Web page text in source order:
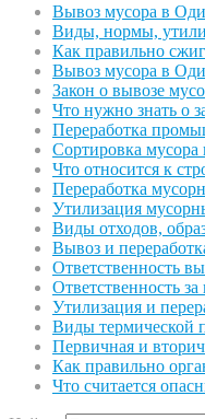
Вывоз мусора в
Виды, нормы,
Как правильно
Вывоз мусора в
Закон о вывозе
Что нужно знать о
Переработка
Сортировка
Что относится к
Переработка
Утилизация
Виды отходов,
Вывоз и
Ответственность
Ответственность
Утилизация и
Виды термической
Первичная и
Как правильно
Что считается